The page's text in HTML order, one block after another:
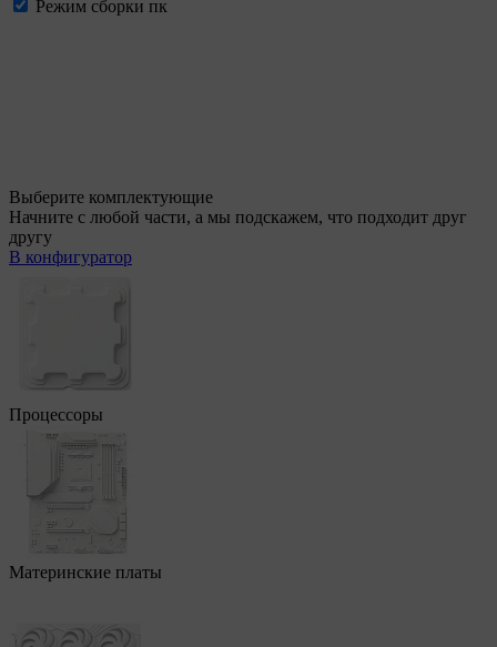
Режим сборки пк
Выберите комплектующие
Начните с любой части, а мы подскажем, что подходит друг
другу
В конфигуратор
Процессоры
Материнские платы